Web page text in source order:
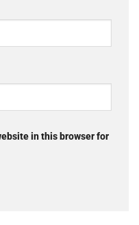
in this browser for